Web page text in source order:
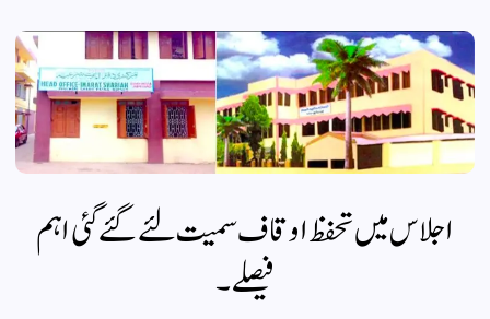
اجلاس میں تحفظ اوقاف سمیت لئے گئے گئی اہم
فیصلے۔